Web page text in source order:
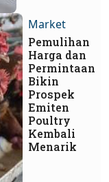
Market
Pemulihan
Harga dan
Permintaan
Bikin
Prospek
Emiten
Poultry
Kembali
Menarik